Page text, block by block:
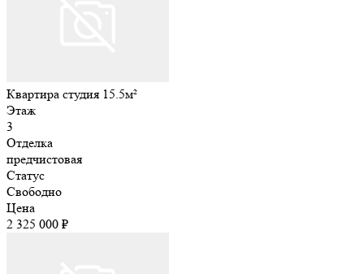
Квартира студия 15.5м²
Этаж
3
Отделка
предчистовая
Статус
Свободно
Цена
2 325 000 ₽